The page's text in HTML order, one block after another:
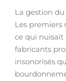
La gestion
Les premiers
ce qui nuisait
fabricants
insonorisés